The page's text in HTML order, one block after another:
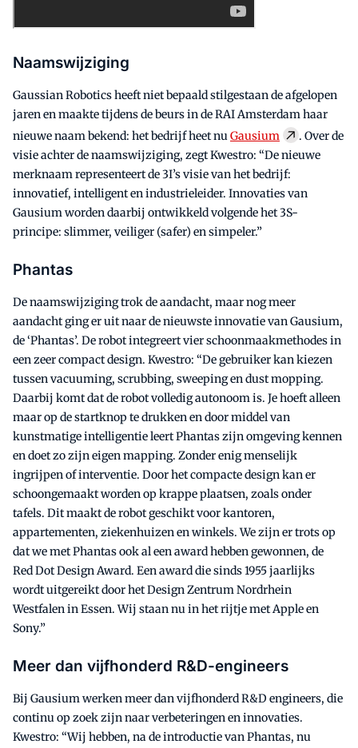
Naamswijziging
Gaussian Robotics heeft niet bepaald stilgestaan de afgelopen
jaren en maakte tijdens de beurs in de RAI Amsterdam haar
nieuwe naam bekend: het bedrijf heet nuGausium
. Over de
visie achter de naamswijziging, zegt Kwestro: “De nieuwe
merknaam representeert de 3I’s visie van het bedrijf:
innovatief, intelligent en industrieleider. Innovaties van
Gausium worden daarbij ontwikkeld volgende het 3S-
principe: slimmer, veiliger (safer) en simpeler.”
Phantas
De naamswijziging trok de aandacht, maar nog meer
aandacht ging er uit naar de nieuwste innovatie van Gausium,
de ‘Phantas’. De robot integreert vier schoonmaakmethodes in
een zeer compact design. Kwestro: “De gebruiker kan kiezen
tussen vacuuming, scrubbing, sweeping en dust mopping.
Daarbij komt dat de robot volledig autonoom is. Je hoeft alleen
maar op de startknop te drukken en door middel van
kunstmatige intelligentie leert Phantas zijn omgeving kennen
en doet zo zijn eigen mapping. Zonder enig menselijk
ingrijpen of interventie. Door het compacte design kan er
schoongemaakt worden op krappe plaatsen, zoals onder
tafels. Dit maakt de robot geschikt voor kantoren,
appartementen, ziekenhuizen en winkels. We zijn er trots op
dat we met Phantas ook al een award hebben gewonnen, de
Red Dot Design Award. Een award die sinds 1955 jaarlijks
wordt uitgereikt door het Design Zentrum Nordrhein
Westfalen in Essen. Wij staan nu in het rijtje met Apple en
Sony.”
Meer dan vijfhonderd R&D-engineers
Bij Gausium werken meer dan vijfhonderd R&D engineers, die
continu op zoek zijn naar verbeteringen en innovaties.
Kwestro: “Wij hebben, na de introductie van Phantas, nu